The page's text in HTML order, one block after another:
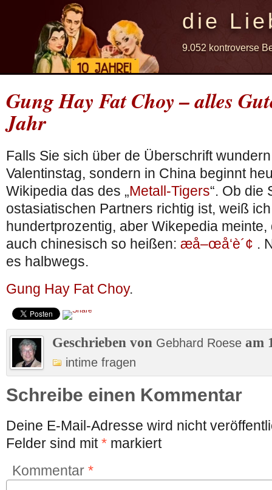
die
9.052 kontroverse
Gung Hay Fat Choy – alles
Jahr
Falls Sie sich über de Überschrift
Valentinstag, sondern in China beginnt
Wikipedia das des „Metall-Tigers“. Ob die
ostasiatischen Partners richtig ist, weiß
hundertprozentig, aber Wikepedia
auch chinesisch so heißen: æ­å–œå‘è´¢ .
es halbwegs.
Gung Hay Fat Choy.
Geschrieben von Gebhard Roese am
intime fragen
Schreibe einen Kommentar
Deine E-Mail-Adresse wird nicht
Felder sind mit* markiert
Kommentar *